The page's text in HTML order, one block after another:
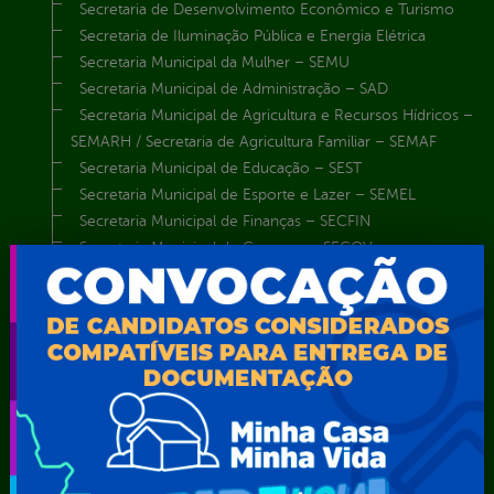
Secretaria de Desenvolvimento Econômico e Turismo
Secretaria de Iluminação Pública e Energia Elétrica
Secretaria Municipal da Mulher – SEMU
Secretaria Municipal de Administração – SAD
Secretaria Municipal de Agricultura e Recursos Hídricos –
SEMARH / Secretaria de Agricultura Familiar – SEMAF
Secretaria Municipal de Educação – SEST
Secretaria Municipal de Esporte e Lazer – SEMEL
Secretaria Municipal de Finanças – SECFIN
Secretaria Municipal de Governo – SEGOV
Secretaria Municipal de Meio Ambiente – SEMA
Secretaria Municipal de Planejamento e Gestão – SEPLAG
Secretaria Municipal de Relações Institucionais – SEMRI
Secretaria Municipal de Saúde – SMS
Secretaria Municipal de Serviços Públicos – SEMUSP
Superintendência de Trânsito e Transportes de Serra
Talhada-STTRANS
Transparência, Fiscalização e Controle